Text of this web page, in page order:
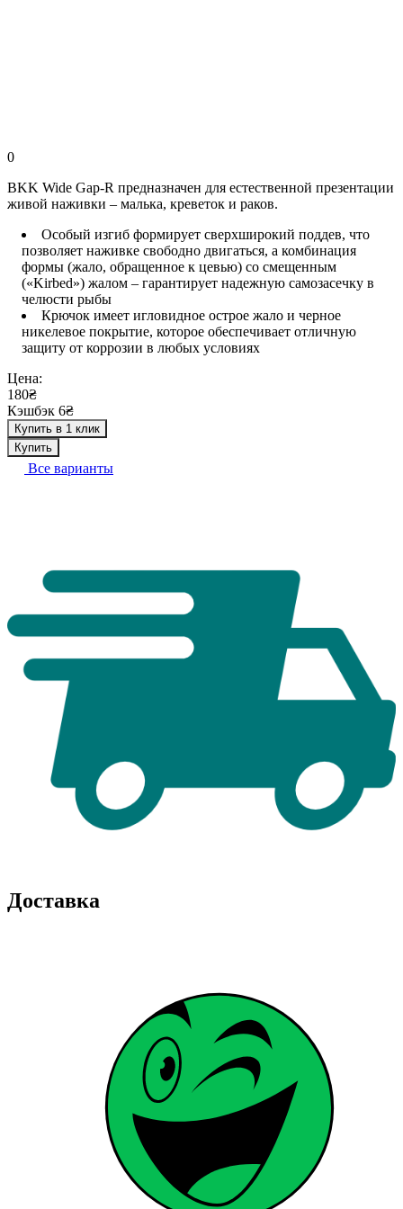
0
BKK Wide Gap-R предназначен для естественной презентации
живой наживки – малька, креветок и раков.
Особый изгиб формирует сверхширокий поддев, что
позволяет наживке свободно двигаться, а комбинация
формы (жало, обращенное к цевью) со смещенным
(«Kirbed») жалом – гарантирует надежную самозасечку в
челюсти рыбы
Крючок имеет игловидное острое жало и черное
никелевое покрытие, которое обеспечивает отличную
защиту от коррозии в любых условиях
Цена:
180₴
Кэшбэк 6₴
Купить в 1 клик
Купить
Все варианты
Доставка